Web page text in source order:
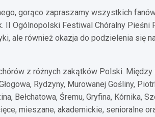
gorąco zapraszamy wszystkich
II Ogólnopolski Festiwal Chóralny Pieśni
ale również okazja do podzielenia się
z różnych zakątków Polski.
Rydzyny, Murowanej Gośliny,
Bełchatowa, Śremu, Gryfina, Kórnika,
mieszane, akademickie, senioralne